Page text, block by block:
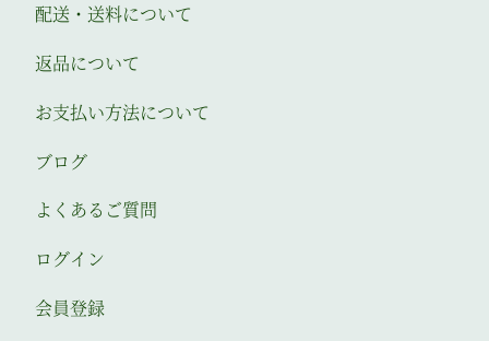
配送・送料について
返品について
お支払い方法について
ブログ
よくあるご質問
ログイン
会員登録